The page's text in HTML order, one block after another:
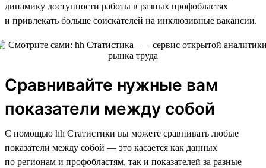
динамику доступности работы в разных профобластях
и привлекать больше соискателей на инклюзивные вакансии.
Сравнивайте нужные вам
показатели между собой
С помощью hh Статистики вы можете сравнивать любые
показатели между собой — это касается как данных
по регионам и профобластям, так и показателей за разные